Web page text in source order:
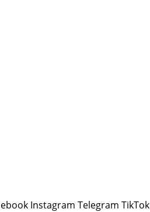
Instagram Telegram TikTok